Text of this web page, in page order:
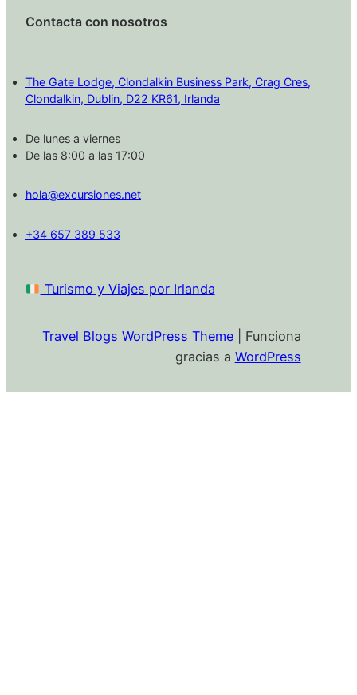
Contacta con nosotros
The Gate Lodge, Clondalkin Business Park, Crag Cres,
Clondalkin, Dublin, D22 KR61, Irlanda
De lunes a viernes
De las 8:00 a las 17:00
hola@excursiones.net
+34 657 389 533
Turismo y Viajes por Irlanda
Travel Blogs WordPress Theme| Funciona
gracias a WordPress